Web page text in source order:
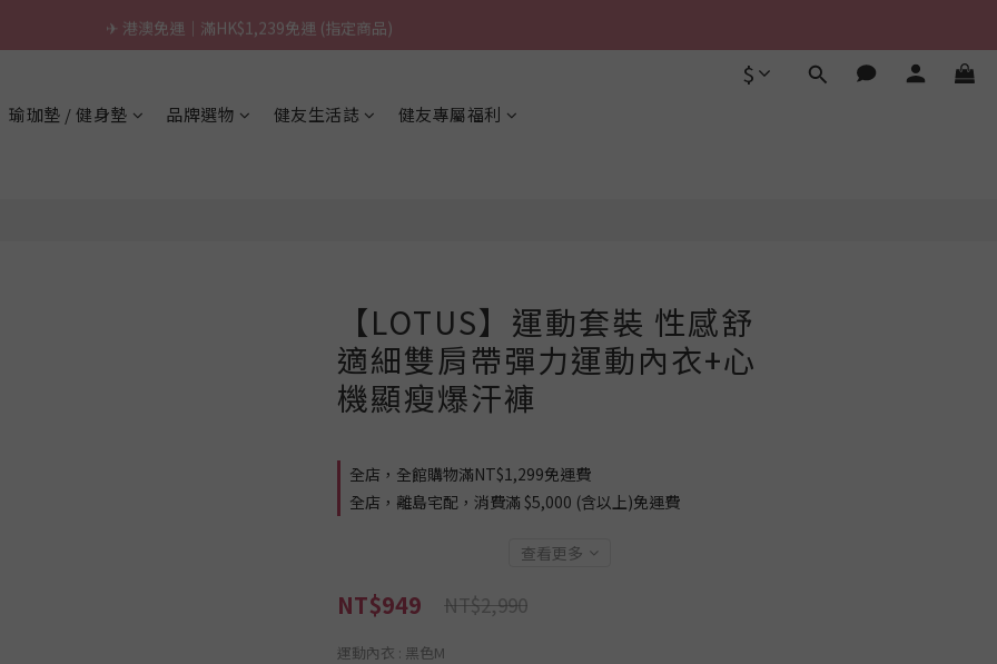
\ 台灣製超慢跑墊 / 升級啦.ᐟ.ᐟ（點我看介紹 💬）
✈ 港澳免運｜滿HK$1,239免運 (指定商品)
$
瑜珈墊 / 健身墊 品牌選物 健友生活誌 健友專屬福利
【LOTUS】運動套裝 性感舒
適細雙肩帶彈力運動內衣+心
機顯瘦爆汗褲
全店，全館購物滿NT$1,299免運費
全店，離島宅配，消費滿 $5,000 (含以上)免運費
查看更多
NT$949 NT$2,990
運動內衣 : 黑色M
立即購買